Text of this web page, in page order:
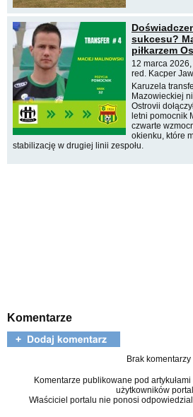
sukcesu?
piłkarzem
12 marca
red. Kacper
Karuzela
Mazowieckiej
Ostrovii
letni pomocnik
czwarte
okienku, które
stabilizację w drugiej linii zespołu.
Komentarze
Brak komentarzy
Komentarze publikowane pod
użytkowników
Właściciel portalu nie ponosi